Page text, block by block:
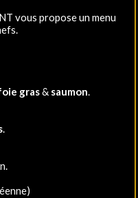
vous propose un menu
gras& saumon.
.